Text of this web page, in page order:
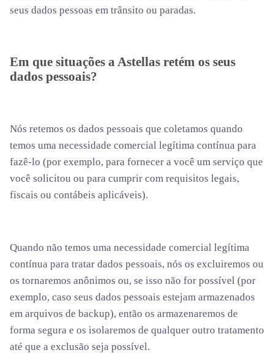
seus dados pessoas em trânsito ou paradas.
Em que situações a Astellas retém os seus
dados pessoais?
Nós retemos os dados pessoais que coletamos quando
temos uma necessidade comercial legítima contínua para
fazê-lo (por exemplo, para fornecer a você um serviço que
você solicitou ou para cumprir com requisitos legais,
fiscais ou contábeis aplicáveis).
Quando não temos uma necessidade comercial legítima
contínua para tratar dados pessoais, nós os excluiremos ou
os tornaremos anônimos ou, se isso não for possível (por
exemplo, caso seus dados pessoais estejam armazenados
em arquivos de backup), então os armazenaremos de
forma segura e os isolaremos de qualquer outro tratamento
até que a exclusão seja possível.